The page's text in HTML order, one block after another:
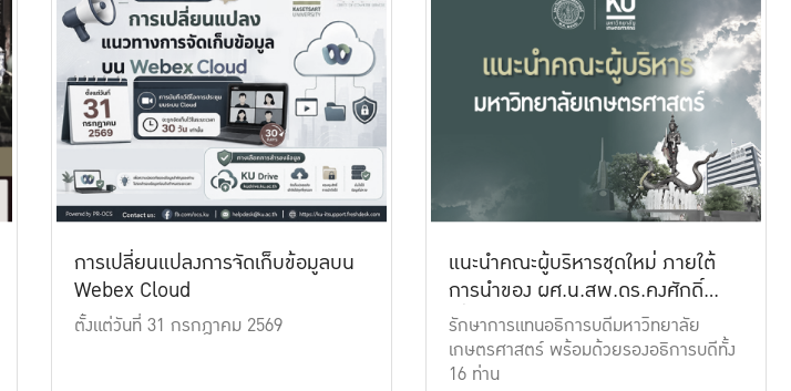
การเปลี่ยนแปลงการจัดเก็บข้อมูลบน
Webex Cloud
ตั้งแต่วันที่ 31 กรกฎาคม 2569
แนะนำคณะผู้บริหารชุดใหม่ ภายใต้
การนำของ ผศ.น.สพ.ดร.คงศักดิ์
เที่ยงธรรม
รักษาการแทนอธิการบดีมหาวิทยาลัย
เกษตรศาสตร์ พร้อมด้วยรองอธิการบดีทั้ง
16 ท่าน